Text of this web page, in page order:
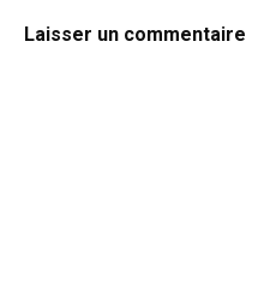
Laisser un commentaire